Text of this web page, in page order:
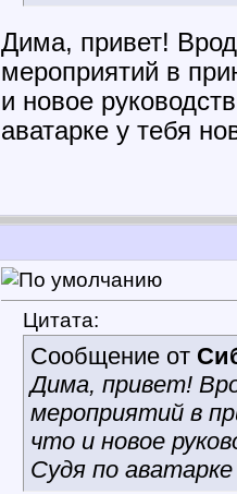
Дима, привет!
мероприятий в
и новое
аватарке у тебя
Цитата:
Сообщение от
Дима, привет!
мероприятий в
что и новое
Судя по